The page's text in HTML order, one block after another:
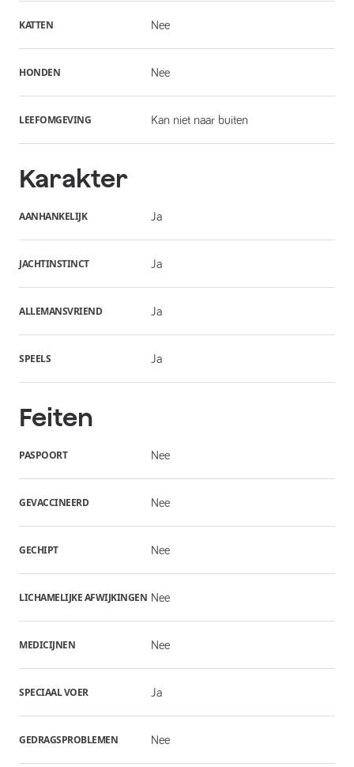
KATTEN Nee
HONDEN Nee
LEEFOMGEVING Kan niet naar buiten
Karakter
AANHANKELIJK Ja
JACHTINSTINCT Ja
ALLEMANSVRIEND Ja
SPEELS Ja
Feiten
PASPOORT Nee
GEVACCINEERD Nee
GECHIPT Nee
LICHAMELIJKE AFWIJKINGEN Nee
MEDICIJNEN Nee
SPECIAAL VOER Ja
GEDRAGSPROBLEMEN Nee